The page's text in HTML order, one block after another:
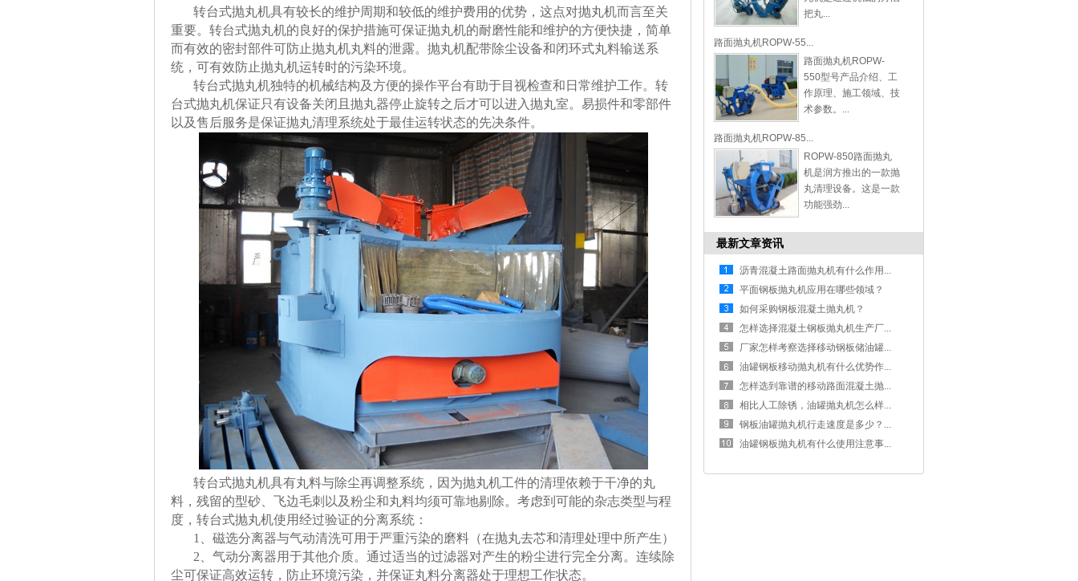
转台式抛丸机具有较长的维护周期和较低的维护费用的优势，这点对抛丸机而言至关
重要。转台式抛丸机的良好的保护措施可保证抛丸机的耐磨性能和维护的方便快捷，简单
而有效的密封部件可防止抛丸机丸料的泄露。抛丸机配带除尘设备和闭环式丸料输送系
统，可有效防止抛丸机运转时的污染环境。
转台式抛丸机独特的机械结构及方便的操作平台有助于目视检查和日常维护工作。转
台式抛丸机保证只有设备关闭且抛丸器停止旋转之后才可以进入抛丸室。易损件和零部件
以及售后服务是保证抛丸清理系统处于最佳运转状态的先决条件。
转台式抛丸机具有丸料与除尘再调整系统，因为抛丸机工件的清理依赖于干净的丸
料，残留的型砂、飞边毛刺以及粉尘和丸料均须可靠地剔除。考虑到可能的杂志类型与程
度，转台式抛丸机使用经过验证的分离系统：
1、磁选分离器与气动清洗可用于严重污染的磨料（在抛丸去芯和清理处理中所产生）
2、气动分离器用于其他介质。通过适当的过滤器对产生的粉尘进行完全分离。连续除
尘可保证高效运转，防止环境污染，并保证丸料分离器处于理想工作状态。
把丸...
路面抛丸机ROPW-55...
路面抛丸机ROPW-
550型号产品介绍、工
作原理、施工领域、技
术参数。...
路面抛丸机ROPW-85...
ROPW-850路面抛丸
机是润方推出的一款抛
丸清理设备。这是一款
功能强劲...
最新文章资讯
沥青混凝土路面抛丸机有什么作用...
平面钢板抛丸机应用在哪些领域？
如何采购钢板混凝土抛丸机？
怎样选择混凝土钢板抛丸机生产厂...
厂家怎样考察选择移动钢板储油罐...
油罐钢板移动抛丸机有什么优势作...
怎样选到靠谱的移动路面混凝土抛...
相比人工除锈，油罐抛丸机怎么样...
钢板油罐抛丸机行走速度是多少？...
油罐钢板抛丸机有什么使用注意事...